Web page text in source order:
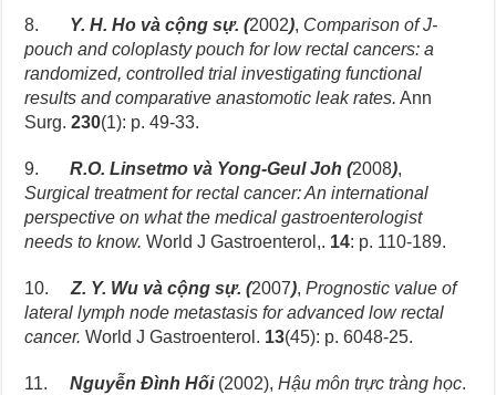
8. Y. H. Ho và cộng sự. (2002), Comparison of J-
pouch and coloplasty pouch for low rectal cancers: a
randomized, controlled trial investigating functional
results and comparative anastomotic leak rates. Ann
Surg.230(1): p. 49-33.
9.R.O. Linsetmo và Yong-Geul Joh (2008),
Surgical treatment for rectal cancer: An international
perspective on what the medical gastroenterologist
needs to know. World J Gastroenterol,. 14: p. 110-189.
10.Z. Y. Wu và cộng sự.(2007),Prognostic value of
lateral lymph node metastasis for advanced low rectal
cancer. World J Gastroenterol. 13(45): p. 6048-25.
11.Nguyễn Đình Hối (2002),Hậu môn trực tràng học.